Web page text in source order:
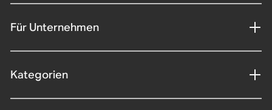
Für Unternehmen
Kategorien